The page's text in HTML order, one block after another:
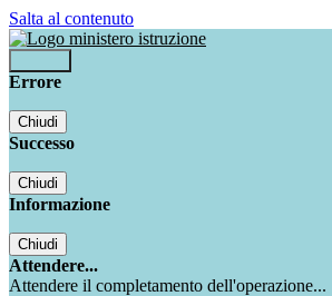
Salta al contenuto
Errore
Chiudi
Successo
Chiudi
Informazione
Chiudi
Attendere...
Attendere il completamento dell'operazione...